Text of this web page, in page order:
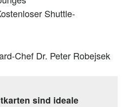
Shuttle-
Chef Dr. Peter Robejsek
sind ideale